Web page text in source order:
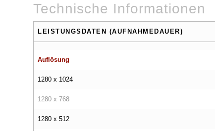
Technische Informationen
LEISTUNGSDATEN (AUFNAHMEDAUER)
Auflösung
1280 x 1024
1280 x 768
1280 x 512